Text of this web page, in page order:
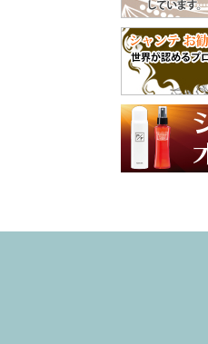
٭ .‎˖٭ .‎˖٭ ありがと
うございま
切なご家族
日にラプナ
取り入れてい
けてとても
です✨ やさ
い心地や自
りを感じて
けたら幸い
けしていき